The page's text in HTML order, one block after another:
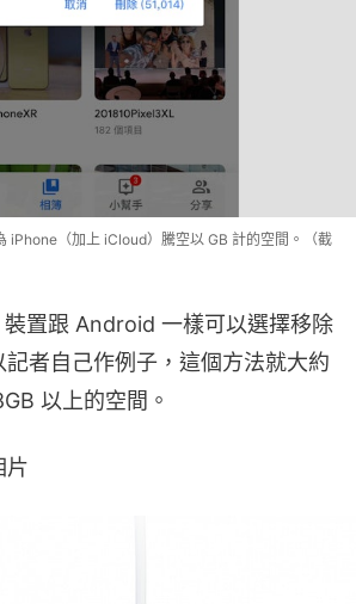
iPhone（加上 iCloud）騰空以 GB 計的空間。（截
置跟 Android 一樣可以選擇移除
者自己作例子，這個方法就大約
以上的空間。
片